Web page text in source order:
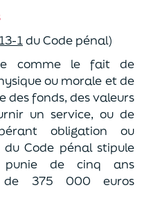
1du Code pénal)
comme le fait de
ou morale et de
des fonds, des valeurs
un service, ou de
obligation ou
du Code pénalstipule
punie de cinq ans
de 375 000 euros